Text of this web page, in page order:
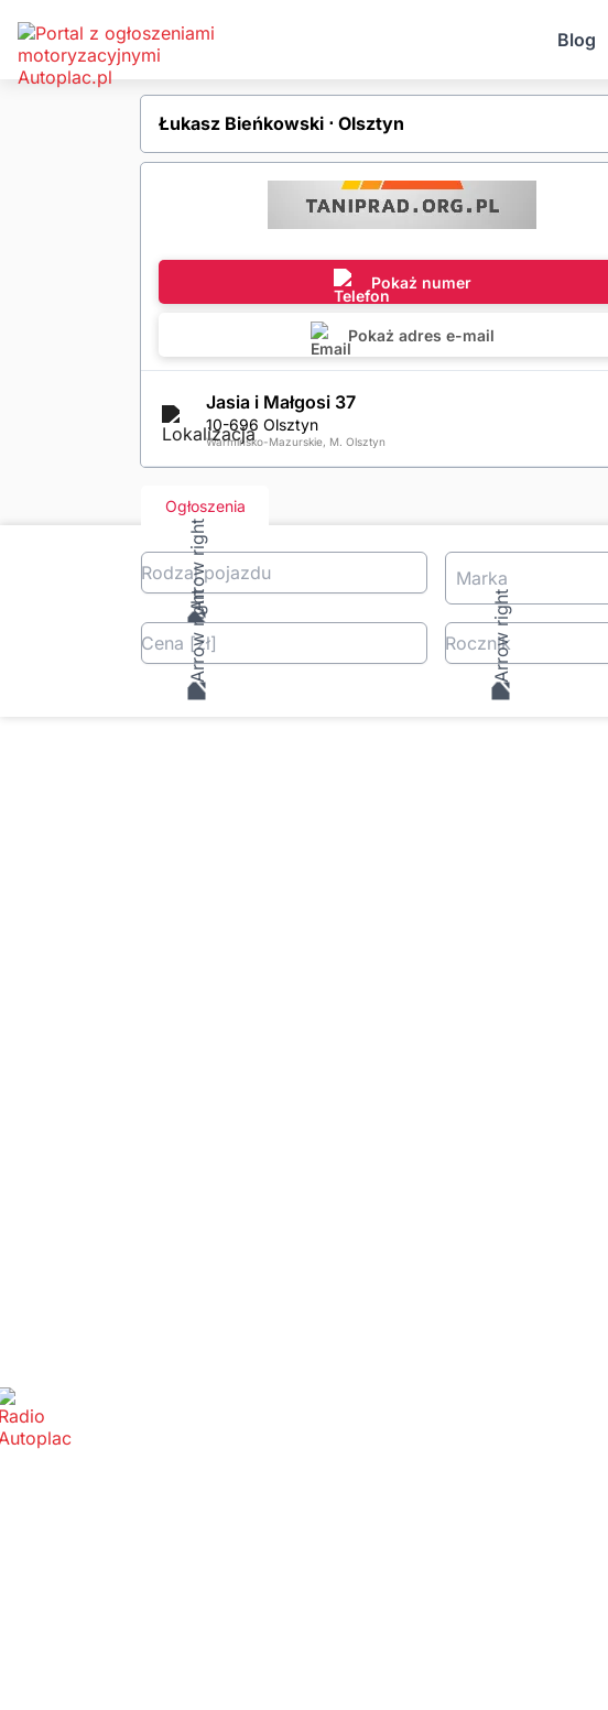
Blog
Łukasz Bieńkowski ⋅ Olsztyn
Pokaż numer
Pokaż adres e-mail
Jasia i Małgosi 37
10-696 Olsztyn
Warmińsko-Mazurskie, M. Olsztyn
Ogłoszenia
Rodzaj pojazdu Marka
Cena [zł] Rocznik